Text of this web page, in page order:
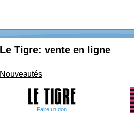
Le Tigre: vente en ligne
Nouveautés
Faire un don